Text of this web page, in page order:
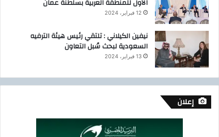
الأول للمنطقة العربية بسلطنة عمان
12 فبراير، 2024
نيفين الكيلاني : تلتقي رئيس هيئة الترفيه
السعودية لبحث سُبل التعاون
13 فبراير، 2024
إعلان